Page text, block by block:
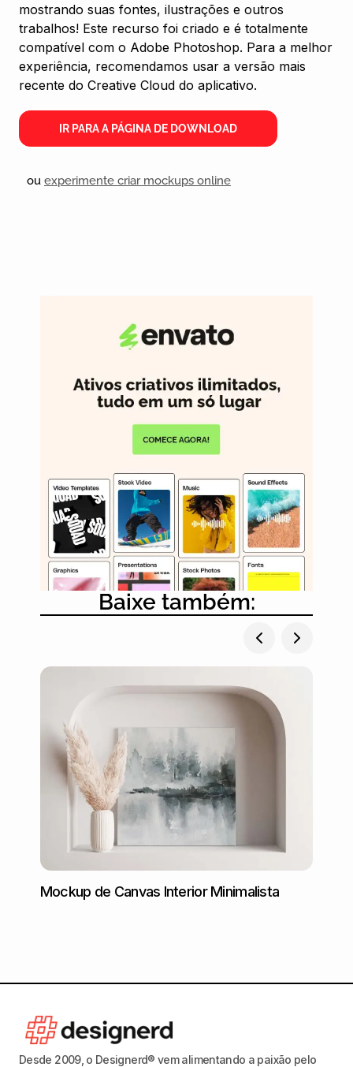
mostrando suas fontes, ilustrações e outros
trabalhos! Este recurso foi criado e é totalmente
compatível com o Adobe Photoshop. Para a melhor
experiência, recomendamos usar a versão mais
recente do Creative Cloud do aplicativo.
IR PARA A PÁGINA DE DOWNLOAD
ou experimente criar mockups online
Baixe também:
Mockup de Canvas Interior Minimalista
Desde 2009, o Designerd® vem alimentando a paixão pelo